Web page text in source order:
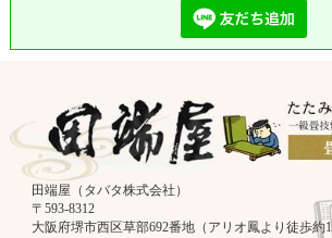
田端屋（タバタ株式会社）
〒593-8312
大阪府堺市西区草部692番地（アリオ鳳より徒歩約